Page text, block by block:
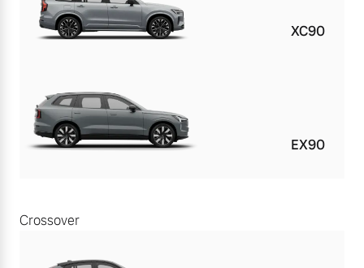
XC90
EX90
Crossover